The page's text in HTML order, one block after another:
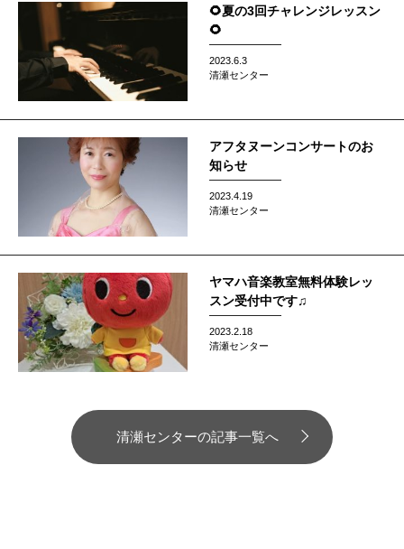
🌻夏の3回チャレンジレッスン
🌻
2023.6.3
清瀬センター
アフタヌーンコンサートのお
知らせ
2023.4.19
清瀬センター
ヤマハ音楽教室無料体験レッ
スン受付中です♫
2023.2.18
清瀬センター
清瀬センターの記事一覧へ